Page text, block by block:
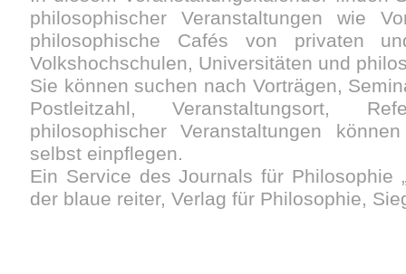
philosophischer Veranstaltungen wie
philosophische Cafés von privaten
Volkshochschulen, Universitäten und
Sie können suchen nach Vorträgen,
Postleitzahl, Veranstaltungsort,
philosophischer Veranstaltungen
selbst einpflegen.
Ein Service des Journals für Philosophie
der blaue reiter, Verlag für Philosophie,